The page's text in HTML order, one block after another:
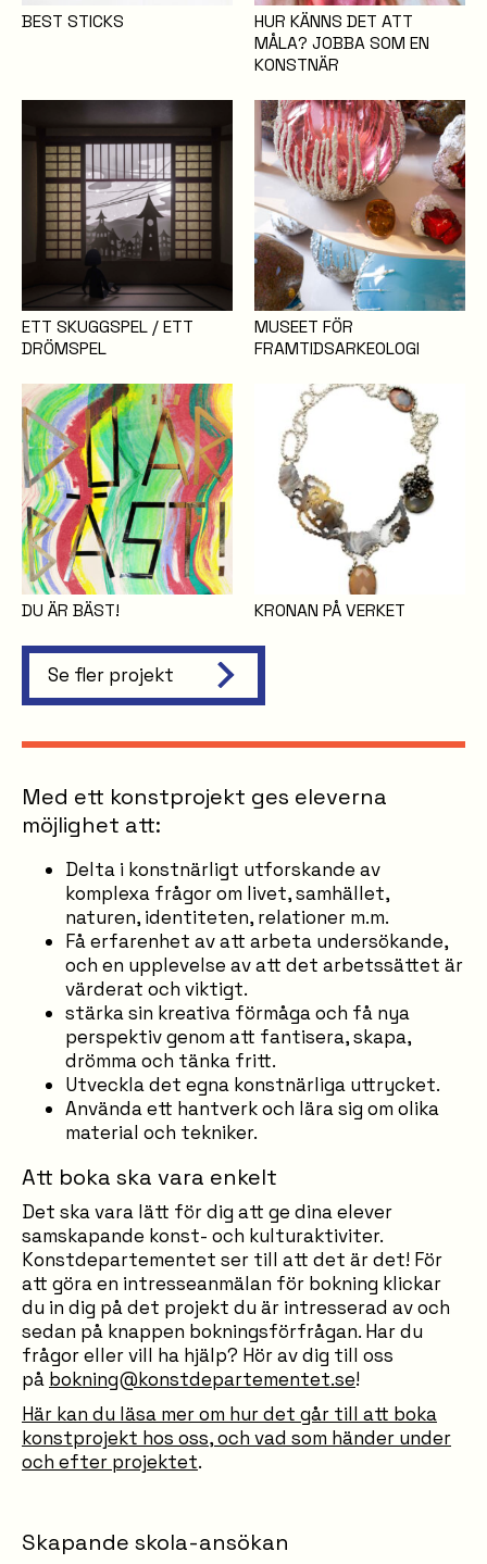
BEST STICKS
HUR KÄNNS DET ATT
MÅLA? JOBBA SOM EN
KONSTNÄR
ETT SKUGGSPEL / ETT
DRÖMSPEL
MUSEET FÖR
FRAMTIDSARKEOLOGI
DU ÄR BÄST! KRONAN PÅ VERKET
Se fler projekt
Med ett konstprojekt ges eleverna
möjlighet att:
Delta i konstnärligt utforskande av
komplexa frågor om livet, samhället,
naturen, identiteten, relationer m.m.
Få erfarenhet av att arbeta undersökande,
och en upplevelse av att det arbetssättet är
värderat och viktigt.
stärka sin kreativa förmåga och få nya
perspektiv genom att fantisera, skapa,
drömma och tänka fritt.
Utveckla det egna konstnärliga uttrycket.
Använda ett hantverk och lära sig om olika
material och tekniker.
Att boka ska vara enkelt
Det ska vara lätt för dig att ge dina elever
samskapande konst- och kulturaktiviter.
Konstdepartementet ser till att det är det! För
att göra en intresseanmälan för bokning klickar
du in dig på det projekt du är intresserad av och
sedan på knappen bokningsförfrågan. Har du
frågor eller vill ha hjälp? Hör av dig till oss
på bokning@konstdepartementet.se!
Här kan du läsa mer om hur det går till att boka
konstprojekt hos oss, och vad som händer under
och efter projektet.
Skapande skola-ansökan